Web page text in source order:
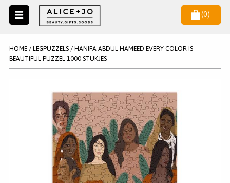
(0)
SALE
HOME/ LEGPUZZELS/ HANIFA ABDUL HAMEED EVERY COLOR IS
BEAUTIFUL PUZZEL 1000 STUKJES
NIEUWSBRIEF
Wil je als eerste op de hoogste zijn van het laatste nieuws en
AANMELDEN